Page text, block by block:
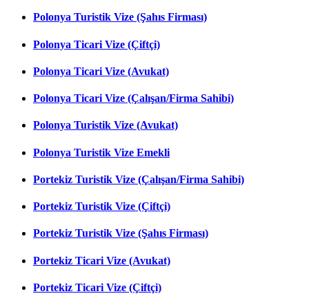
Polonya Turistik Vize (Şahıs Firması)
Polonya Ticari Vize (Çiftçi)
Polonya Ticari Vize (Avukat)
Polonya Ticari Vize (Çalışan/Firma Sahibi)
Polonya Turistik Vize (Avukat)
Polonya Turistik Vize Emekli
Portekiz Turistik Vize (Çalışan/Firma Sahibi)
Portekiz Turistik Vize (Çiftçi)
Portekiz Turistik Vize (Şahıs Firması)
Portekiz Ticari Vize (Avukat)
Portekiz Ticari Vize (Çiftçi)